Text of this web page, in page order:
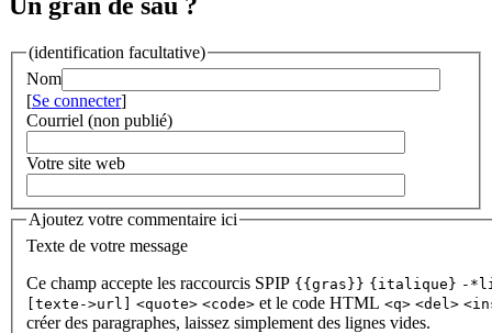
(identification facultative)
Nom
[Se connecter]
Courriel (non publié)
Votre site web
Ajoutez votre commentaire ici
Texte de votre message
Ce champ accepte les raccourcis SPIP {{gras}} {italique} -
[texte->url] <quote> <code> et le code HTML <q> <del>
créer des paragraphes, laissez simplement des lignes vides.